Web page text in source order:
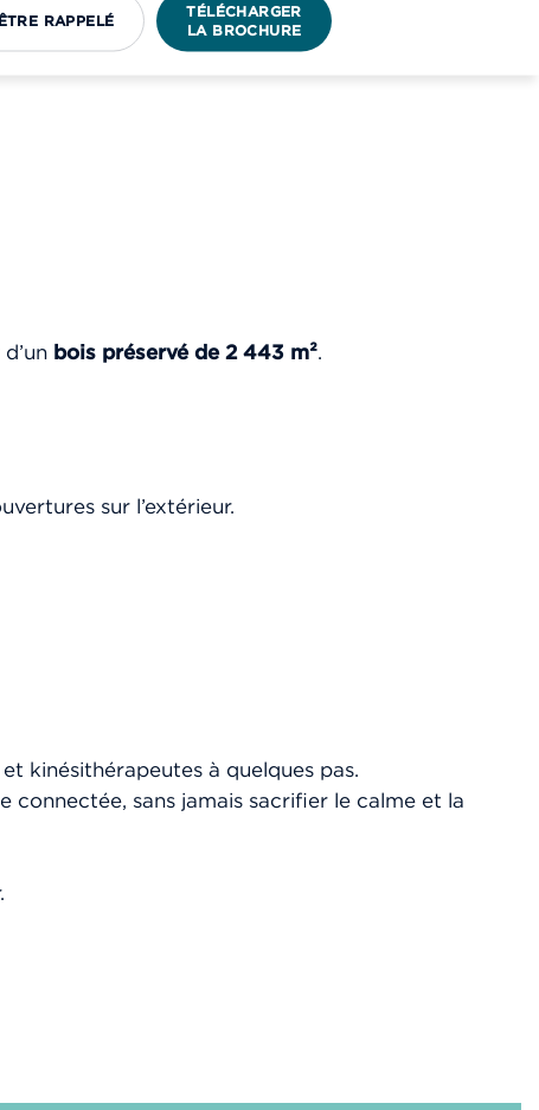
ÊTRE RAPPELÉ
TÉLÉCHARGER
LA BROCHURE
bois préservé de 2 443 m².
sur l’extérieur.
kinésithérapeutes à quelques pas.
connectée, sans jamais sacrifier le calme et la